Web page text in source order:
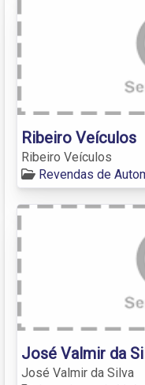
Ribeiro Veículos
Ribeiro Veículos
Revendas de
José Valmir da
José Valmir da Silva